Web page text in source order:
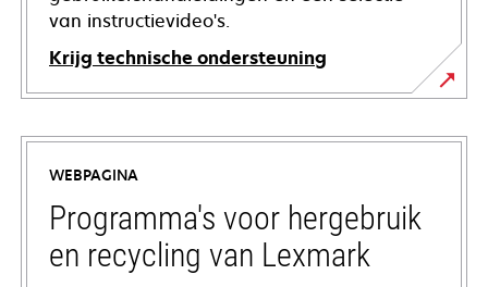
van instructievideo's.
Krijg technische ondersteuning
opens
in
new
tab
WEBPAGINA
Programma's voor hergebruik
en recycling van Lexmark